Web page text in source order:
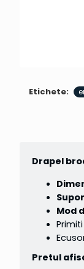
Etichete:
Drapel
Mod
Pretul